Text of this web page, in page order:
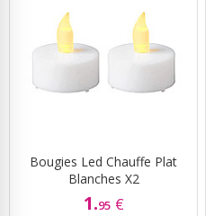
Bougies Led Chauffe Plat
Blanches X2
1.95 €